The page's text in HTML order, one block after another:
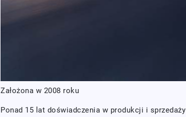
Założona w 2008 roku
Ponad 15 lat doświadczenia w produkcji i sprzedaży